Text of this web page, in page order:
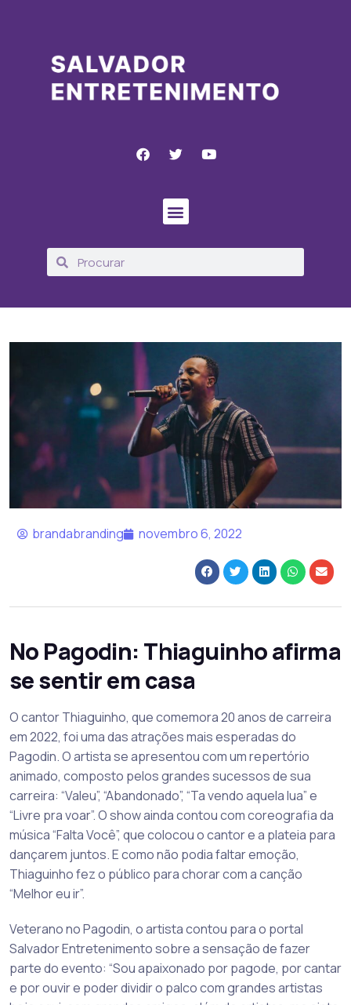
brandabranding novembro 6, 2022
No Pagodin: Thiaguinho afirma
se sentir em casa
O cantor Thiaguinho, que comemora 20 anos de carreira
em 2022, foi uma das atrações mais esperadas do
Pagodin. O artista se apresentou com um repertório
animado, composto pelos grandes sucessos de sua
carreira: “Valeu”, “Abandonado”, “Ta vendo aquela lua” e
“Livre pra voar”. O show ainda contou com coreografia da
música “Falta Você”, que colocou o cantor e a plateia para
dançarem juntos. E como não podia faltar emoção,
Thiaguinho fez o público para chorar com a canção
“Melhor eu ir”.
Veterano no Pagodin, o artista contou para o portal
Salvador Entretenimento sobre a sensação de fazer
parte do evento: “Sou apaixonado por pagode, por cantar
e por ouvir e poder dividir o palco com grandes artistas